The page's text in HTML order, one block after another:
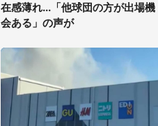
在感薄れ...「他球団の方が出場機
会ある」の声が